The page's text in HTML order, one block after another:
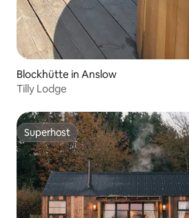
Blockhütte in Anslow
Tilly Lodge
Superhost
Superhost